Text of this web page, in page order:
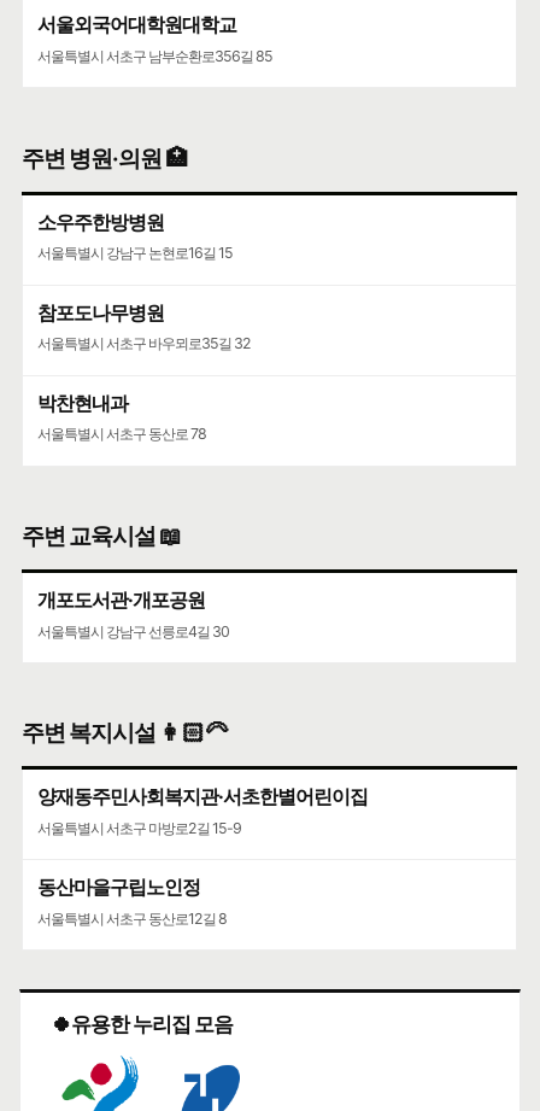
서울외국어대학원대학교
서울특별시 서초구 남부순환로356길 85
주변 병원·의원 🏥
소우주한방병원
서울특별시 강남구 논현로16길 15
참포도나무병원
서울특별시 서초구 바우뫼로35길 32
박찬현내과
서울특별시 서초구 동산로 78
주변 교육시설 📖
개포도서관·개포공원
서울특별시 강남구 선릉로4길 30
주변 복지시설 👩🏻‍🦳
양재동주민사회복지관·서초한별어린이집
서울특별시 서초구 마방로2길 15-9
동산마을구립노인정
서울특별시 서초구 동산로12길 8
🍀유용한 누리집 모음